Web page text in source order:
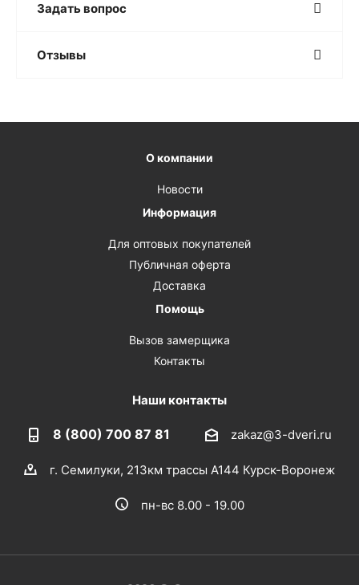
Задать вопрос
Отзывы
О компании
Новости
Информация
Для оптовых покупателей
Публичная оферта
Доставка
Помощь
Вызов замерщика
Контакты
Наши контакты
8 (800) 700 87 81 zakaz@3-dveri.ru
г. Семилуки, 213км трассы А144 Курск-Воронеж
пн-вс 8.00 - 19.00